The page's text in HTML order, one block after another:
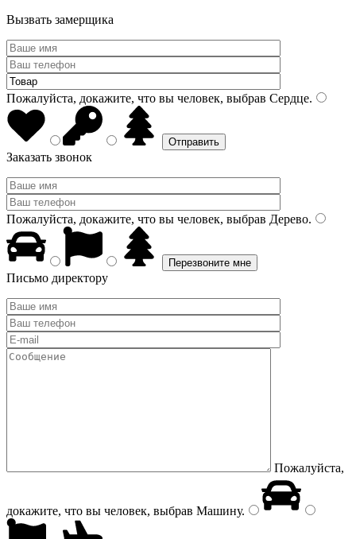
Вызвать замерщика
Пожалуйста, докажите, что вы человек, выбрав Сердце.
Заказать звонок
Пожалуйста, докажите, что вы человек, выбрав Дерево.
Письмо директору
Пожалуйста,
докажите, что вы человек, выбрав Машину.